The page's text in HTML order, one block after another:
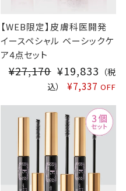
【WEB限定】皮膚科医開発
イースペシャル ベーシックケ
ア4点セット
¥27,170 S
A
E
I
C
¥19,833 （税
込）
¥7,337 OFF